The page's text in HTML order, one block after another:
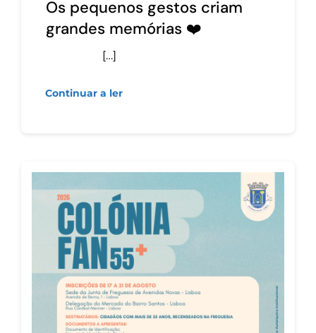
Os pequenos gestos criam
grandes memórias ❤️
[…]
Continuar a ler